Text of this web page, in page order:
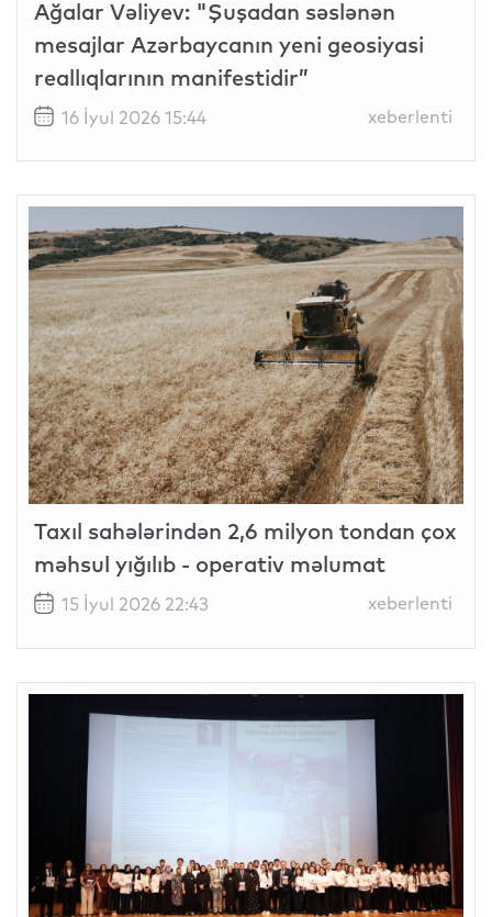
Ağalar Vəliyev: "Şuşadan səslənən
mesajlar Azərbaycanın yeni geosiyasi
reallıqlarının manifestidir”
16 İyul 2026 15:44 xeberlenti
Taxıl sahələrindən 2,6 milyon tondan çox
məhsul yığılıb - operativ məlumat
15 İyul 2026 22:43 xeberlenti